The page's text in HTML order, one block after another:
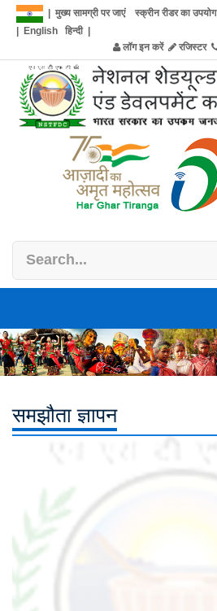
मुख्य सामग्री पर जाएं स्क्रीन रीडर का उपयोग
English हिन्दी|
लॉग इन करें
रजिस्टर
समझौता ज्ञापन